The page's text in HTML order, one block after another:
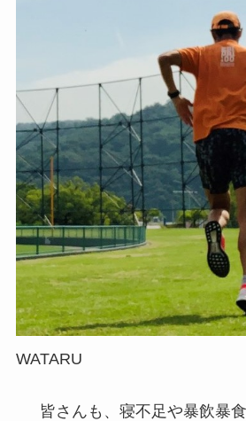
WATARU
皆さんも、寝不足や暴飲暴